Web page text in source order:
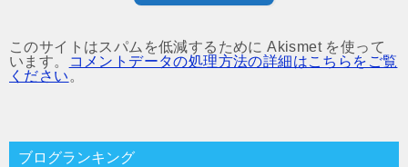
このサイトはスパムを低減するために Akismet を使って
います。
コメントデータの処理方法の詳細はこちらをご覧
ください 。
ブログランキング